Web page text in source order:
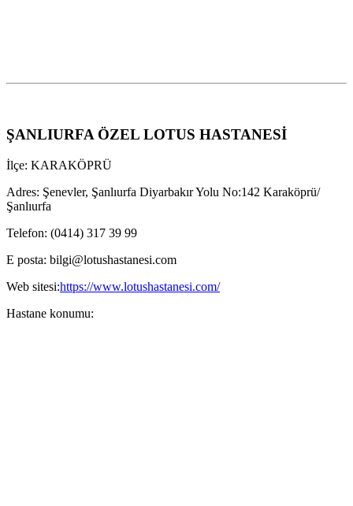
ŞANLIURFA ÖZEL LOTUS HASTANESİ
İlçe: KARAKÖPRÜ
Adres: Şenevler, Şanlıurfa Diyarbakır Yolu No:142 Karaköprü/
Şanlıurfa
Telefon: (0414) 317 39 99
E posta: bilgi@lotushastanesi.com
Web sitesi:https://www.lotushastanesi.com/
Hastane konumu: